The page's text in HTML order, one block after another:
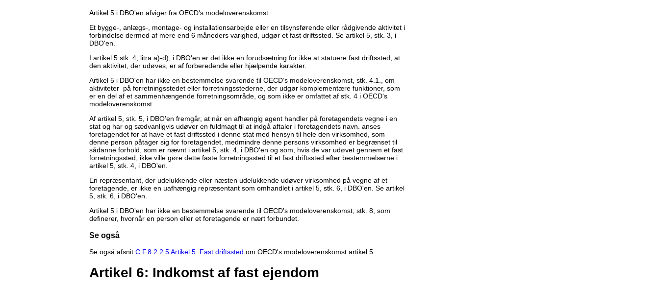
Artikel 5 i DBO'en afviger fra OECD's modeloverenskomst.
Et bygge-, anlægs-, montage- og installationsarbejde eller en tilsynsførende eller rådgivende aktivitet i
forbindelse dermed af mere end 6 måneders varighed, udgør et fast driftssted. Se artikel 5, stk. 3, i
DBO'en.
I artikel 5 stk. 4, litra a)-d), i DBO'en er det ikke en forudsætning for ikke at statuere fast driftssted, at
den aktivitet, der udøves, er af forberedende eller hjælpende karakter.
Artikel 5 i DBO'en har ikke en bestemmelse svarende til OECD’s modeloverenskomst, stk. 4.1., om
aktiviteter på forretningsstedet eller forretningsstederne, der udgør komplementære funktioner, som
er en del af et sammenhængende forretningsområde, og som ikke er omfattet af stk. 4 i OECD's
modeloverenskomst.
Af artikel 5, stk. 5, i DBO'en fremgår, at når en afhængig agent handler på foretagendets vegne i en
stat og har og sædvanligvis udøver en fuldmagt til at indgå aftaler i foretagendets navn. anses
foretagendet for at have et fast driftssted i denne stat med hensyn til hele den virksomhed, som
denne person påtager sig for foretagendet, medmindre denne persons virksomhed er begrænset til
sådanne forhold, som er nævnt i artikel 5, stk. 4, i DBO'en og som, hvis de var udøvet gennem et fast
forretningssted, ikke ville gøre dette faste forretningssted til et fast driftssted efter bestemmelserne i
artikel 5, stk. 4, i DBO'en.
En repræsentant, der udelukkende eller næsten udelukkende udøver virksomhed på vegne af et
foretagende, er ikke en uafhængig repræsentant som omhandlet i artikel 5, stk. 6, i DBO'en. Se artikel
5, stk. 6, i DBO'en.
Artikel 5 i DBO'en har ikke en bestemmelse svarende til OECD's modeloverenskomst, stk. 8, som
definerer, hvornår en person eller et foretagende er nært forbundet.
Se også
Se også afsnit C.F.8.2.2.5 Artikel 5: Fast driftssted om OECD's modeloverenskomst artikel 5.
Artikel 6: Indkomst af fast ejendom